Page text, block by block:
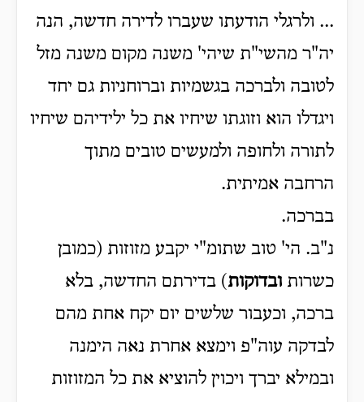
... ולרגלי הודעתו שעברו לדירה חדשה, הנה
יה"ר מהשי"ת שיהי' משנה מקום משנה מזל
לטובה ולברכה בגשמיות וברוחניות גם יחד
ויגדלו הוא וזוגתו שיחיו את כל ילידיהם שיחיו
לתורה ולחופה ולמעשים טובים מתוך
הרחבה אמיתית.
בברכה.
נ"ב. הי' טוב שתומ"י יקבע מזוזות (כמובן
כשרות ובדוקות) בדירתם החדשה, בלא
ברכה, וכעבור שלשים יום יקח אחת מהם
לבדקה עוה"פ וימצא אחרת נאה הימנה
ובמילא יברך ויכוין להוציא את כל המזוזות